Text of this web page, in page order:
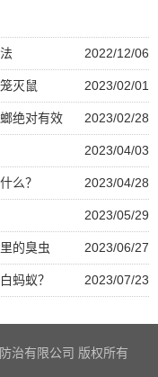
2022/12/06
2023/02/01
灭鼠
2023/02/28
绝对有效
2023/04/03
2023/04/28
么？
2023/05/29
2023/06/27
的臭虫
2023/07/23
蚂蚁？
治有限公司 版权所有